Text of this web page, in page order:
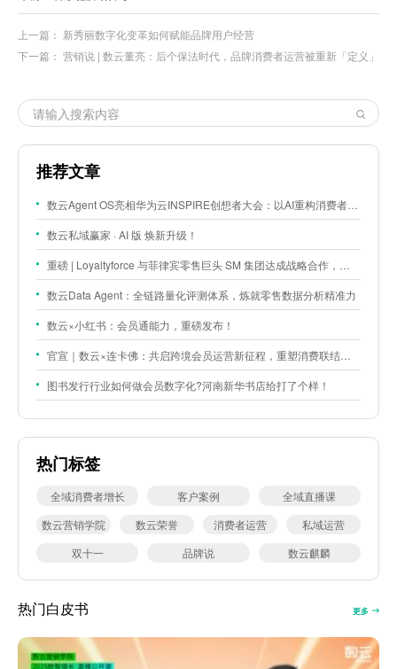
上一篇： 新秀丽数字化变革如何赋能品牌用户经营
下一篇： 营销说 | 数云董亮：后个保法时代，品牌消费者运营被重新「定义」
推荐文章
数云Agent OS亮相华为云INSPIRE创想者大会：以AI重构消费者运营与零售营销新范式
数云私域赢家 · AI 版 焕新升级！
重磅 | Loyaltyforce 与菲律宾零售巨头 SM 集团达成战略合作，携手开启 SMAC 会员数智化运营新征程
数云Data Agent：全链路量化评测体系，炼就零售数据分析精准力
数云×小红书：会员通能力，重磅发布！
官宣｜数云×连卡佛：共启跨境会员运营新征程，重塑消费联结新体验
图书发行行业如何做会员数字化?河南新华书店给打了个样！
热门标签
全域消费者增长 客户案例
全域直播课
数云营销学院
数云荣誉 消费者运营
私域运营
双十一
品牌说 数云麒麟
热门白皮书 更多